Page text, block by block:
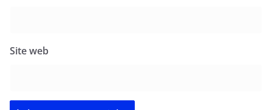
Site web